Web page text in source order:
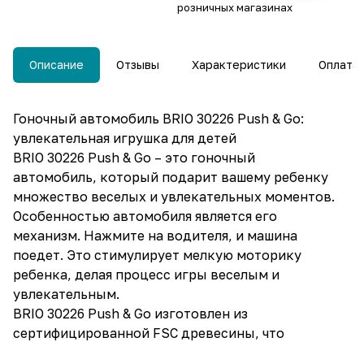
розничных магазинах
Описание Отзывы Характеристики Оплата
Гоночный автомобиль BRIO 30226 Push & Go:
увлекательная игрушка для детей
BRIO 30226 Push & Go – это гоночный
автомобиль, который подарит вашему ребенку
множество веселых и увлекательных моментов.
Особенностью автомобиля является его
механизм. Нажмите на водителя, и машина
поедет. Это стимулирует мелкую моторику
ребенка, делая процесс игры веселым и
увлекательным.
BRIO 30226 Push & Go изготовлен из
сертифицированной FSC древесины, что